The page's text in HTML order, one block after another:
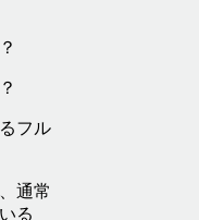
フル
通常
る